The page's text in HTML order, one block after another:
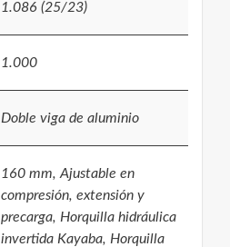
1.086 (25/23)
1.000
Doble viga de aluminio
160 mm, Ajustable en
compresión, extensión y
precarga, Horquilla hidráulica
invertida Kayaba, Horquilla